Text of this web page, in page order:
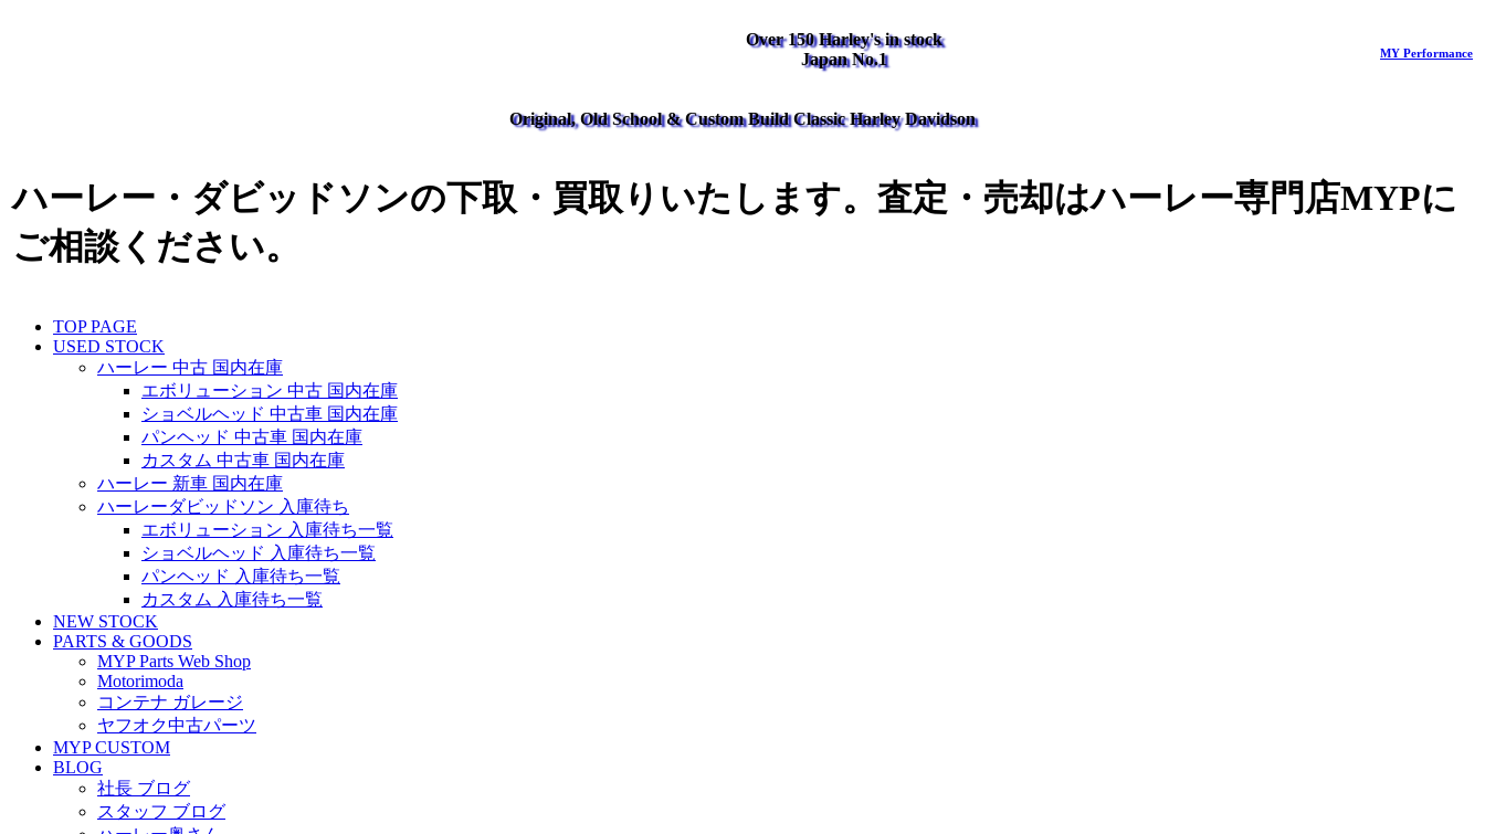
Over 150 Harley's in stock
Japan No.1
MY Performance
Original, Old School & Custom Build Classic Harley Davidson
ハーレー・ダビッドソンの下取・買取りいたします。査定・売却はハーレー専門店MYPに
ご相談ください。
TOP PAGE
USED STOCK
ハーレー 中古 国内在庫
エボリューション 中古 国内在庫
ショベルヘッド 中古車 国内在庫
パンヘッド 中古車 国内在庫
カスタム 中古車 国内在庫
ハーレー 新車 国内在庫
ハーレーダビッドソン 入庫待ち
エボリューション 入庫待ち一覧
ショベルヘッド 入庫待ち一覧
パンヘッド 入庫待ち一覧
カスタム 入庫待ち一覧
NEW STOCK
PARTS & GOODS
MYP Parts Web Shop
Motorimoda
コンテナ ガレージ
ヤフオク中古パーツ
MYP CUSTOM
BLOG
社長 ブログ
スタッフ ブログ